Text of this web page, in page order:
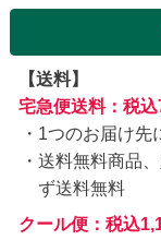
【送料】
宅急便送料：税込
1つのお届け先
送料無料商品
ず送料無料
クール便：税込